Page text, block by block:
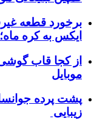
ایکس به کره
از کجا قاب
موبایل
پشت پرده
زیبایی